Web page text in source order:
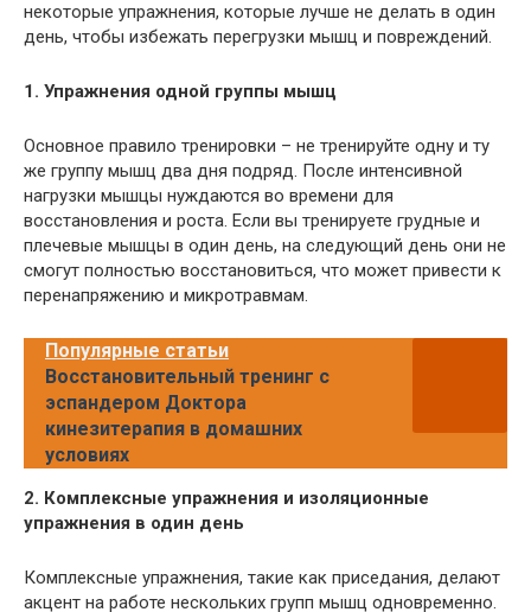
некоторые упражнения, которые лучше не делать в один
день, чтобы избежать перегрузки мышц и повреждений.
1. Упражнения одной группы мышц
Основное правило тренировки – не тренируйте одну и ту
же группу мышц два дня подряд. После интенсивной
нагрузки мышцы нуждаются во времени для
восстановления и роста. Если вы тренируете грудные и
плечевые мышцы в один день, на следующий день они не
смогут полностью восстановиться, что может привести к
перенапряжению и микротравмам.
Популярные статьи
Восстановительный тренинг с
эспандером Доктора
кинезитерапия в домашних
условиях
2. Комплексные упражнения и изоляционные
упражнения в один день
Комплексные упражнения, такие как приседания, делают
акцент на работе нескольких групп мышц одновременно.